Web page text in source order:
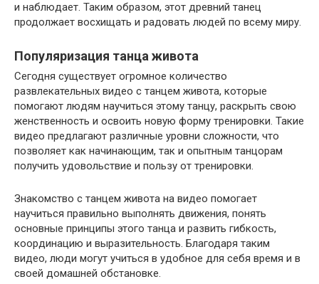
и наблюдает. Таким образом, этот древний танец
продолжает восхищать и радовать людей по всему миру.
Популяризация танца живота
Сегодня существует огромное количество
развлекательных видео с танцем живота, которые
помогают людям научиться этому танцу, раскрыть свою
женственность и освоить новую форму тренировки. Такие
видео предлагают различные уровни сложности, что
позволяет как начинающим, так и опытным танцорам
получить удовольствие и пользу от тренировки.
Знакомство с танцем живота на видео помогает
научиться правильно выполнять движения, понять
основные принципы этого танца и развить гибкость,
координацию и выразительность. Благодаря таким
видео, люди могут учиться в удобное для себя время и в
своей домашней обстановке.